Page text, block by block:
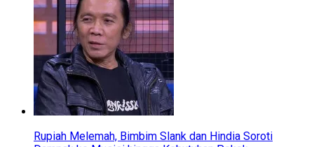
Rupiah Melemah, Bimbim Slank dan Hindia Soroti